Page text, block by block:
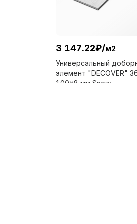
3 147.22₽/м2
Универсальный
элемент "DECOVER"
100x8 мм Snow